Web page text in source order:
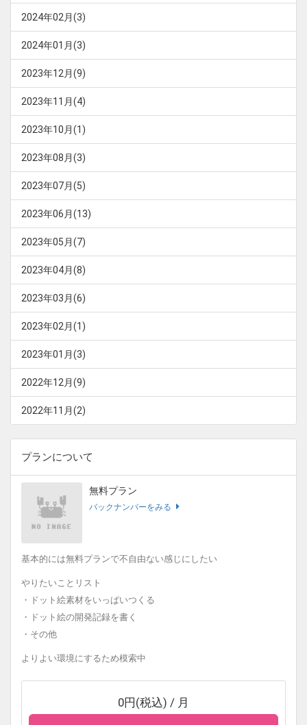
2024年02月(3)
2024年01月(3)
2023年12月(9)
2023年11月(4)
2023年10月(1)
2023年08月(3)
2023年07月(5)
2023年06月(13)
2023年05月(7)
2023年04月(8)
2023年03月(6)
2023年02月(1)
2023年01月(3)
2022年12月(9)
2022年11月(2)
プランについて
無料プラン
バックナンバーをみる
基本的には無料プランで不自由ない感じにしたい
やりたいことリスト
・ドット絵素材をいっぱいつくる
・ドット絵の開発記録を書く
・その他
よりよい環境にするため模索中
0円(税込) / 月